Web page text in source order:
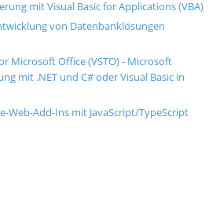
mit Visual Basic for Applications (VBA)
von Datenbanklösungen
Microsoft Office (VSTO) - Microsoft
mit .NET und C# oder Visual Basic in
Web-Add-Ins mit JavaScript/TypeScript